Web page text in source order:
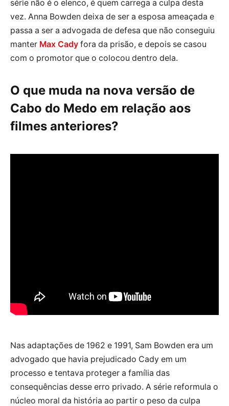
série não é o elenco, é quem carrega a culpa desta
vez. Anna Bowden deixa de ser a esposa ameaçada e
passa a ser a advogada de defesa que não conseguiu
manter Max Cady fora da prisão, e depois se casou
com o promotor que o colocou dentro dela.
O que muda na nova versão de
Cabo do Medo em relação aos
filmes anteriores?
Nas adaptações de 1962 e 1991, Sam Bowden era um
advogado que havia prejudicado Cady em um
processo e tentava proteger a família das
consequências desse erro privado. A série reformula o
núcleo moral da história ao partir o peso da culpa